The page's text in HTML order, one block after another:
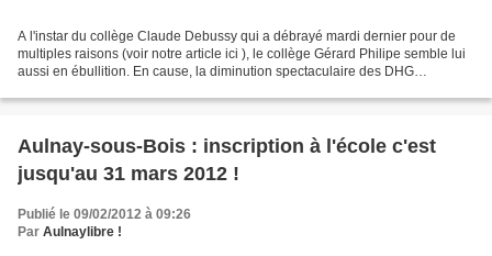
A l'instar du collège Claude Debussy qui a débrayé mardi dernier pour de
multiples raisons (voir notre article ici ), le collège Gérard Philipe semble lui
aussi en ébullition. En cause, la diminution spectaculaire des DHG
Aulnay-sous-Bois : inscription à l'école c'est
jusqu'au 31 mars 2012 !
Publié le 09/02/2012 à 09:26
Par Aulnaylibre !